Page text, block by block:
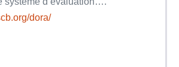
dora/